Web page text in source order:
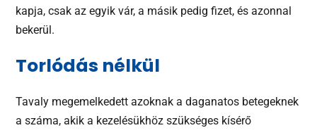
kapja, csak az egyik vár, a másik pedig fizet, és azonnal
bekerül.
Torlódás nélkül
Tavaly megemelkedett azoknak a daganatos betegeknek
a száma, akik a kezelésükhöz szükséges kísérő